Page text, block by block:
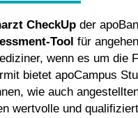
CheckUp der
Tool für
wenn es um die
bietet apoCampus
wie auch
wertvolle und